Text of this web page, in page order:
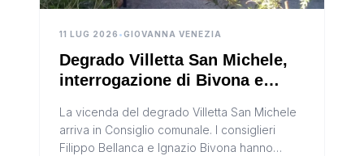
11 LUG 2026 •GIOVANNA VENEZIA
Degrado Villetta San Michele,
interrogazione di Bivona e
La vicenda del degrado Villetta San Michele
arriva in Consiglio comunale. I consiglieri
Filippo Bellanca e Ignazio Bivona hanno